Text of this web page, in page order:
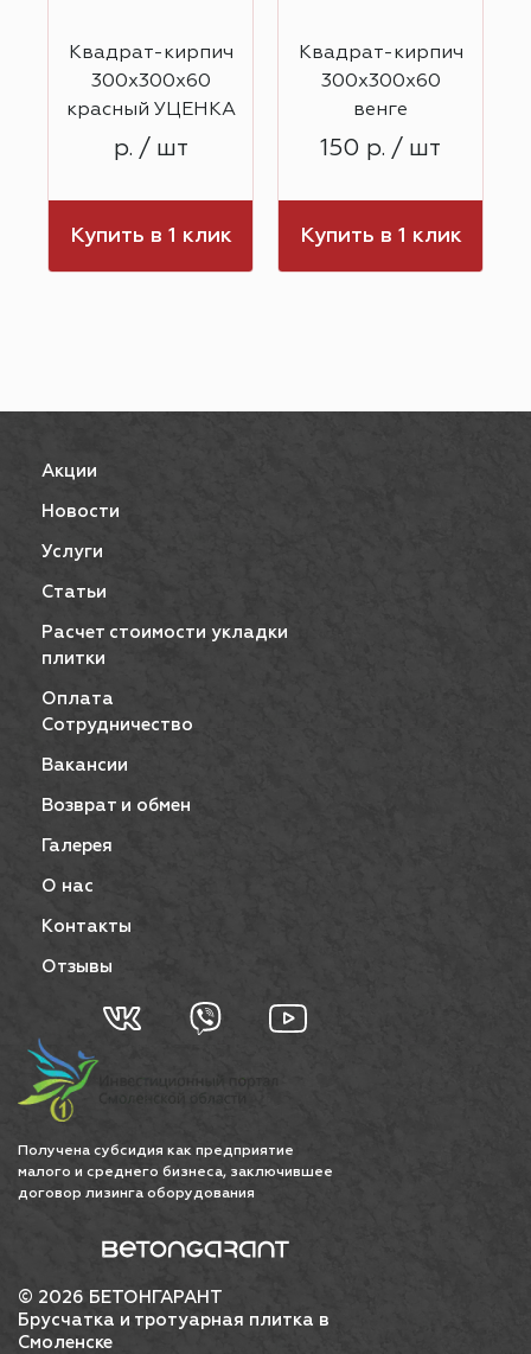
Квадрат-кирпич
300х300х60
красный УЦЕНКА
р. / шт
Купить в 1 клик
Квадрат-кирпич
300х300х60
венге
150 р. / шт
Купить в 1 клик
© 2026 БЕТОНГАРАНТ
Брусчатка и тротуарная плитка в
Смоленске
Акции
Новости
Услуги
Статьи
Расчет стоимости укладки
плитки
Оплата
Сотрудничество
Вакансии
Возврат и обмен
Галерея
О нас
Контакты
Отзывы
Получена субсидия как предприятие
малого и среднего бизнеса, заключившее
договор лизинга оборудования